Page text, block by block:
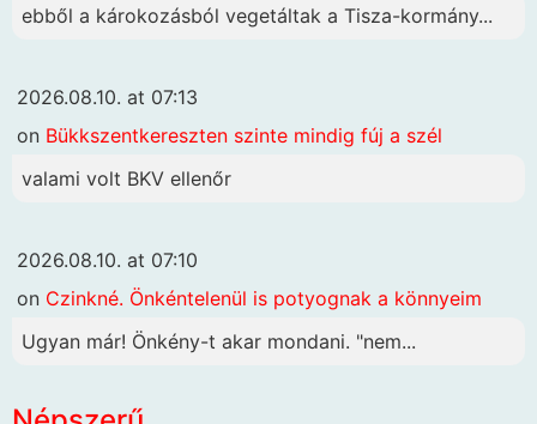
ebből a károkozásból vegetáltak a Tisza-kormány...
2026.08.10. at 07:13
on Bükkszentkereszten szinte mindig fúj a szél
valami volt BKV ellenőr
2026.08.10. at 07:10
on Czinkné. Önkéntelenül is potyognak a könnyeim
Ugyan már! Önkény-t akar mondani. "nem...